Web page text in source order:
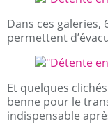
Dans ces galeries,
permettent
Et quelques
benne pour le
indispensable